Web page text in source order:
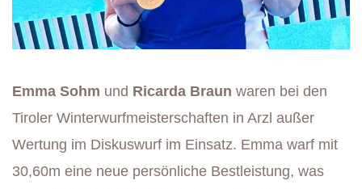
Emma Sohm und Ricarda Braun waren bei den
Tiroler Winterwurfmeisterschaften in Arzl außer
Wertung im Diskuswurf im Einsatz. Emma warf mit
30,60m eine neue persönliche Bestleistung, was